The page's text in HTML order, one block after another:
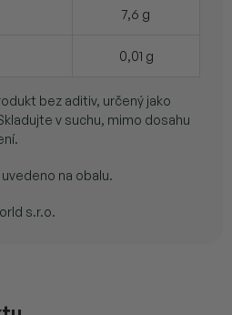
7,6 g
0,01 g
bez aditiv, určený jako
v suchu, mimo dosahu
uvedeno na obalu.
s.r.o.